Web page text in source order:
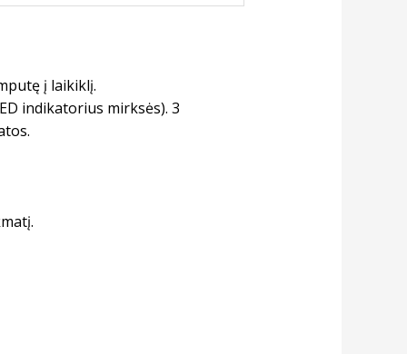
į laikiklį.
indikatorius mirksės). 3